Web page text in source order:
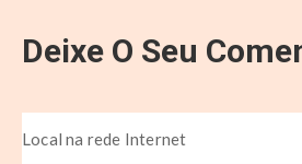
Deixe O Seu